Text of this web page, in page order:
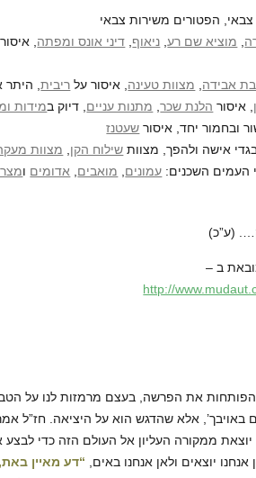
הפטורים משירות צבאי
מוציא שם רע, ניאוף דיני אונס ומפתה , איסור
אבידה מצוות טעינה , איסור על ריבית, היתר
, איסור הלנת שכר, מתנות עניים , דיוק במידות
ובחמור יחד, איסור שעטנז
אישה ולהפך, מצוות שילוח הקן מצוות
העמים השכנים: עמונים מואבים אדומים ו
…. (ע”כ)
ב –
http://
, הפותחות את הפרשה, בעצם מרמזות לנו על
באויבך’, אלא שהדגש הוא על היציאה. חז”ל
ממקורה העליון אל העולם הזה כדי
יוצאים ולאן אנחנו באים, “דע מאיין